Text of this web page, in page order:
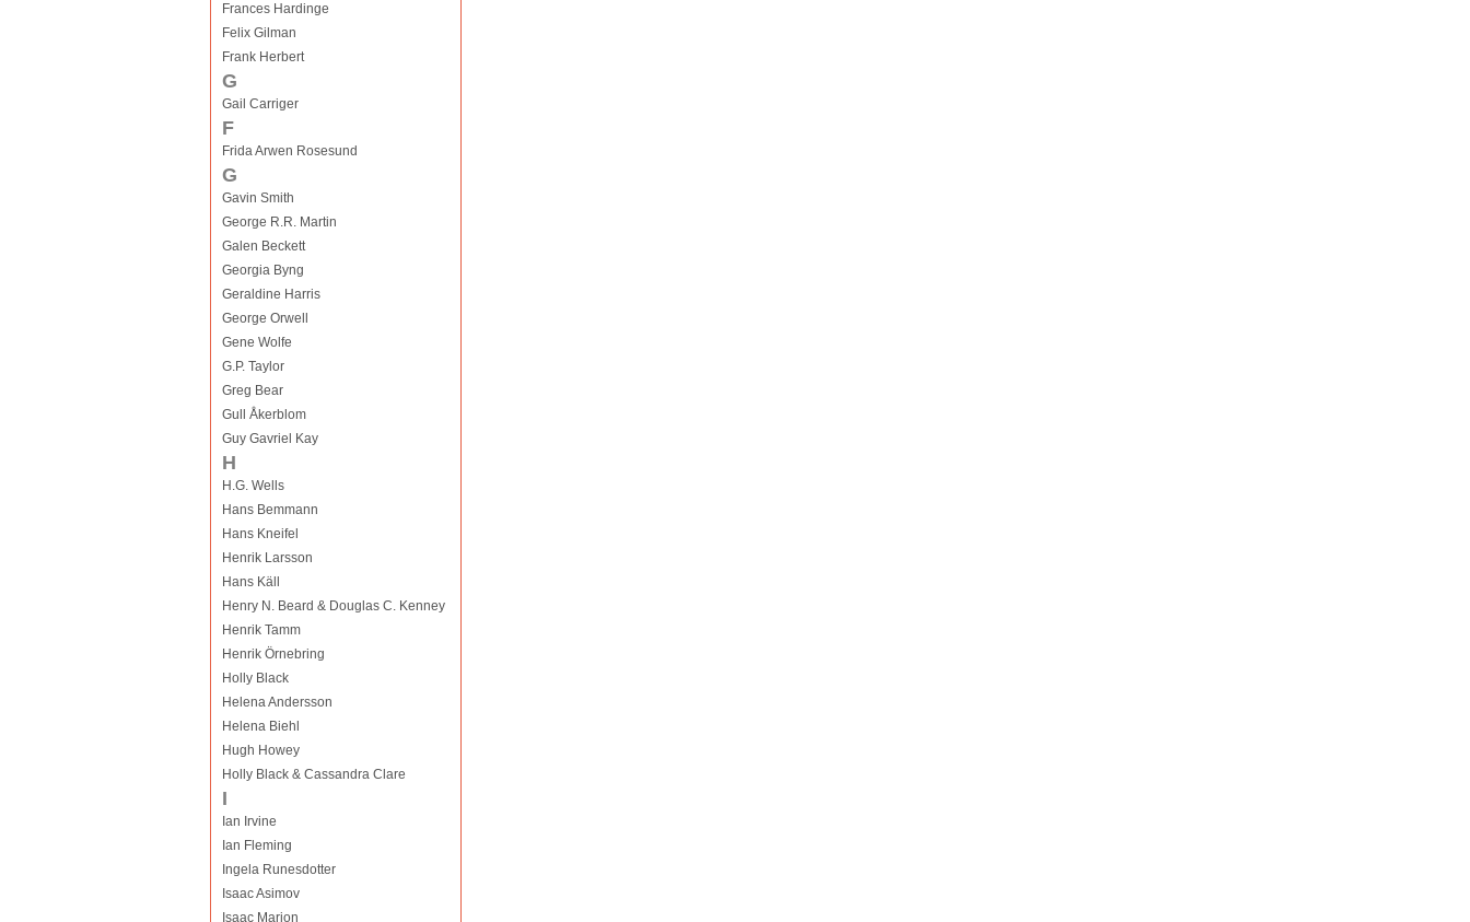
Frances Hardinge
Felix Gilman
Frank Herbert
G
Gail Carriger
F
Frida Arwen Rosesund
G
Gavin Smith
George R.R. Martin
Galen Beckett
Georgia Byng
Geraldine Harris
George Orwell
Gene Wolfe
G.P. Taylor
Greg Bear
Gull Åkerblom
Guy Gavriel Kay
H
H.G. Wells
Hans Bemmann
Hans Kneifel
Henrik Larsson
Hans Käll
Henry N. Beard & Douglas C. Kenney
Henrik Tamm
Henrik Örnebring
Holly Black
Helena Andersson
Helena Biehl
Hugh Howey
Holly Black & Cassandra Clare
I
Ian Irvine
Ian Fleming
Ingela Runesdotter
Isaac Asimov
Isaac Marion